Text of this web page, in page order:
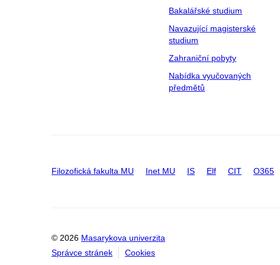
Bakalářské studium
Navazující magisterské
studium
Zahraniční pobyty
Nabídka vyučovaných
předmětů
Filozofická fakulta MU Inet MU IS Elf CIT O365
© 2026 Masarykova univerzita
Správce stránek
Cookies